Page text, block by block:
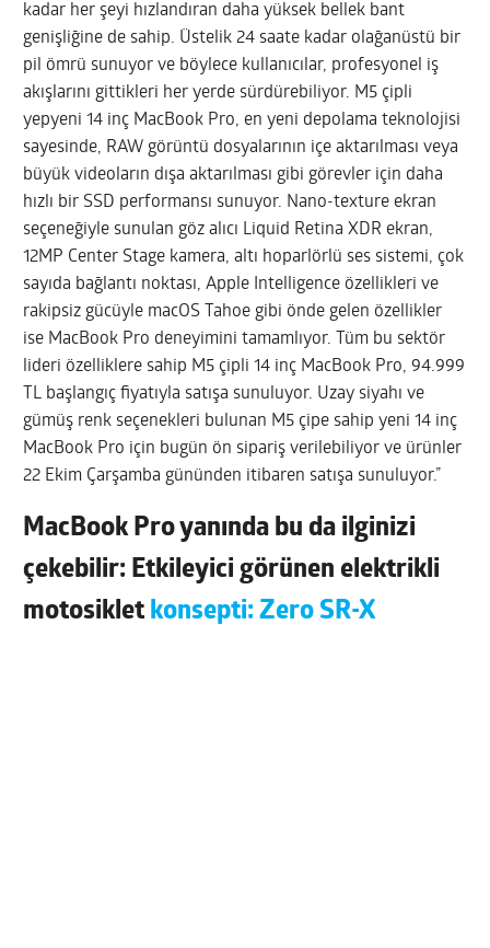
kadar her şeyi hızlandıran daha yüksek bellek bant
genişliğine de sahip. Üstelik 24 saate kadar olağanüstü bir
pil ömrü sunuyor ve böylece kullanıcılar, profesyonel iş
akışlarını gittikleri her yerde sürdürebiliyor. M5 çipli
yepyeni 14 inç MacBook Pro, en yeni depolama teknolojisi
sayesinde, RAW görüntü dosyalarının içe aktarılması veya
büyük videoların dışa aktarılması gibi görevler için daha
hızlı bir SSD performansı sunuyor. Nano-texture ekran
seçeneğiyle sunulan göz alıcı Liquid Retina XDR ekran,
12MP Center Stage kamera, altı hoparlörlü ses sistemi, çok
sayıda bağlantı noktası, Apple Intelligence özellikleri ve
rakipsiz gücüyle macOS Tahoe gibi önde gelen özellikler
ise MacBook Pro deneyimini tamamlıyor. Tüm bu sektör
lideri özelliklere sahip M5 çipli 14 inç MacBook Pro, 94.999
TL başlangıç fiyatıyla satışa sunuluyor. Uzay siyahı ve
gümüş renk seçenekleri bulunan M5 çipe sahip yeni 14 inç
MacBook Pro için bugün ön sipariş verilebiliyor ve ürünler
22 Ekim Çarşamba gününden itibaren satışa sunuluyor.”
MacBook Pro yanında bu da ilginizi
çekebilir: Etkileyici görünen elektrikli
motosiklet konsepti: Zero SR-X